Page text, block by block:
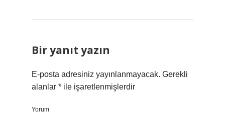
Bir yanıt yazın
E-posta adresiniz yayınlanmayacak. Gerekli
alanlar * ile işaretlenmişlerdir
Yorum